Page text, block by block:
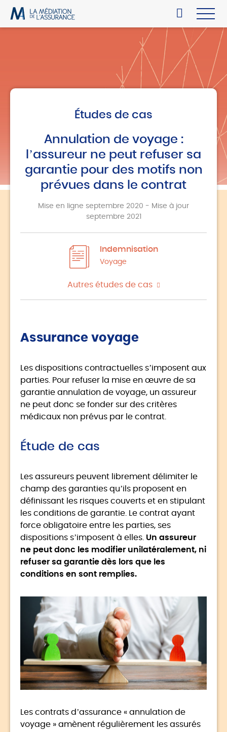
Études de cas
Annulation de voyage :
l’assureur ne peut refuser sa
garantie pour des motifs non
prévues dans le contrat
Mise en ligne septembre 2020 - Mise à jour
septembre 2021
Indemnisation
Voyage
Autres études de cas
Assurance voyage
Les dispositions contractuelles s’imposent aux
parties. Pour refuser la mise en œuvre de sa
garantie annulation de voyage, un assureur
ne peut donc se fonder sur des critères
médicaux non prévus par le contrat.
Étude de cas
Les assureurs peuvent librement délimiter le
champ des garanties qu’ils proposent en
définissant les risques couverts et en stipulant
les conditions de garantie. Le contrat ayant
force obligatoire entre les parties, ses
dispositions s’imposent à elles. Un assureur
ne peut donc les modifier unilatéralement, ni
refuser sa garantie dès lors que les
conditions en sont remplies.
Les contrats d’assurance « annulation de
voyage » amènent régulièrement les assurés